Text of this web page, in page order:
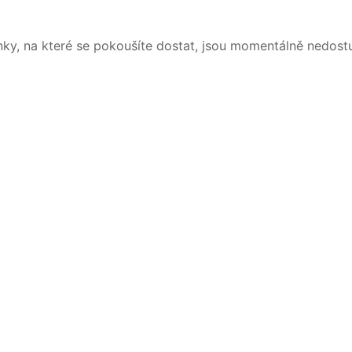
na které se pokoušíte dostat, jsou momentálně